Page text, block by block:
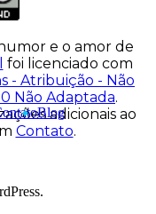
e o amor de
foi licenciado com
- Atribuição - Não
Não Adaptada.
adicionais ao
Contato.
Blog